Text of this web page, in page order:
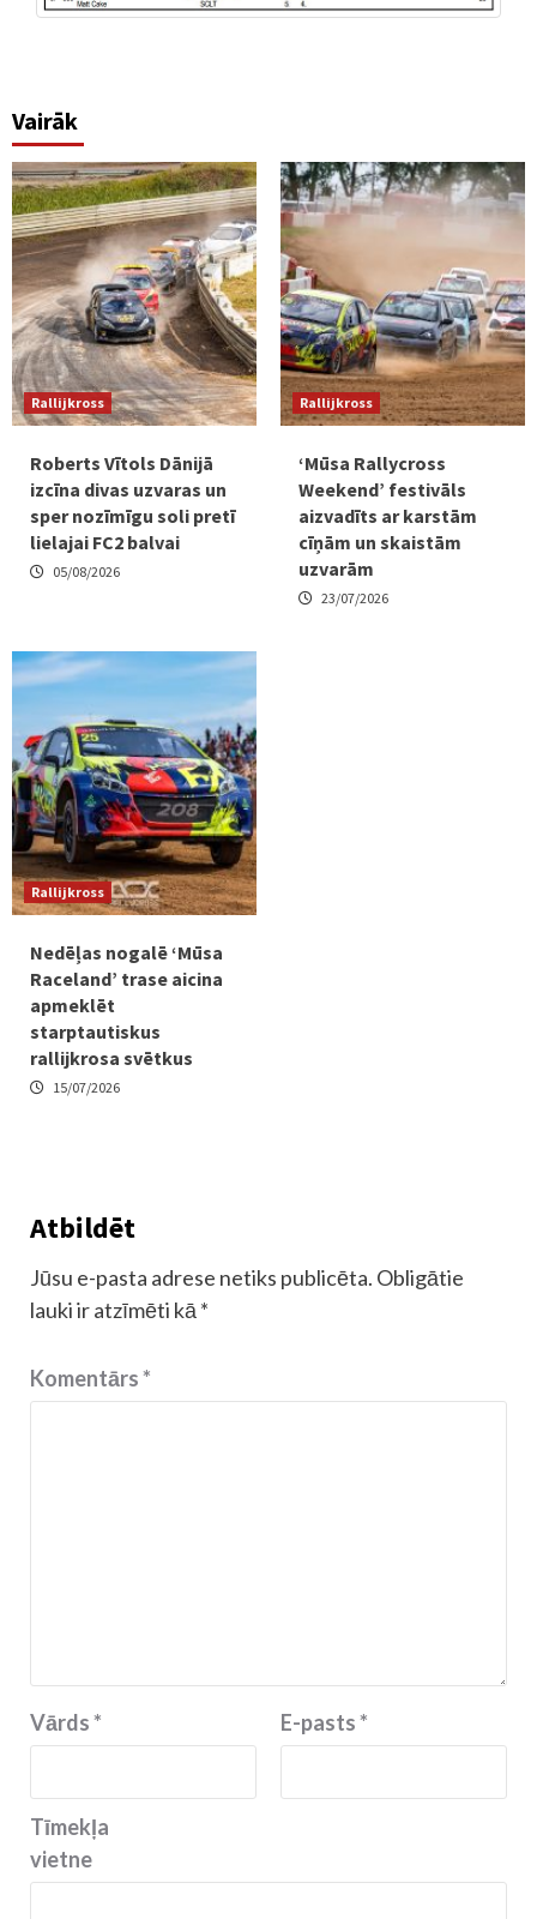
Vairāk
Rallijkross
Roberts Vītols Dānijā
izcīna divas uzvaras un
sper nozīmīgu soli pretī
lielajai FC2 balvai
05/08/2026
Rallijkross
‘Mūsa Rallycross
Weekend’ festivāls
aizvadīts ar karstām
cīņām un skaistām
uzvarām
23/07/2026
Rallijkross
Nedēļas nogalē ‘Mūsa
Raceland’ trase aicina
apmeklēt
starptautiskus
rallijkrosa svētkus
15/07/2026
Atbildēt
Jūsu e-pasta adrese netiks publicēta. Obligātie
lauki ir atzīmēti kā *
Komentārs*
Vārds* E-pasts*
Tīmekļa
vietne